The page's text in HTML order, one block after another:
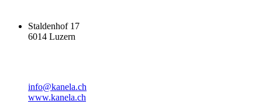
Staldenhof 17
6014 Luzern
info@kanela.ch
www.kanela.ch